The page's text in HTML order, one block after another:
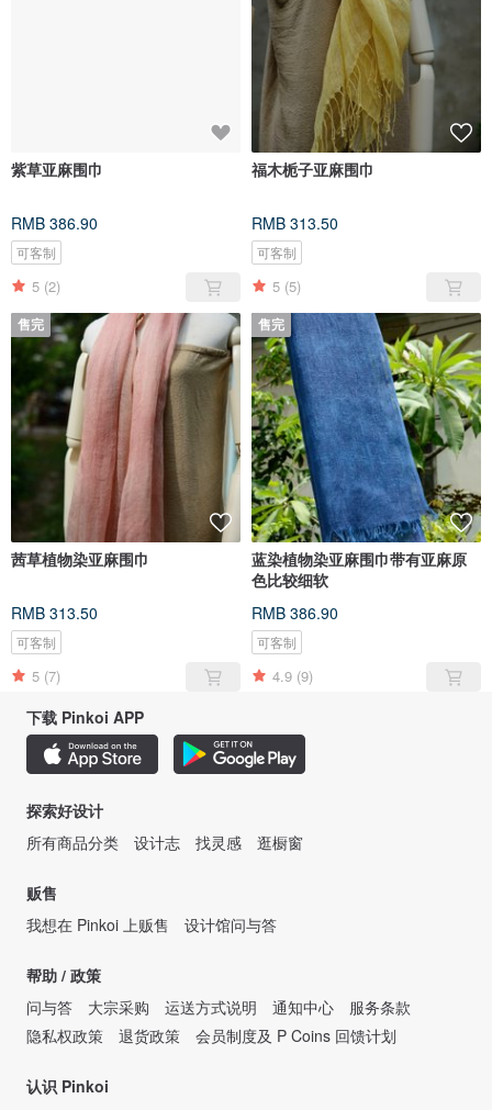
紫草亚麻围巾
RMB 386.90
可客制
5 (2)
福木栀子亚麻围巾
RMB 313.50
可客制
5 (5)
售完
茜草植物染亚麻围巾
RMB 313.50
可客制
5 (7)
售完
蓝染植物染亚麻围巾带有亚麻原
色比较细软
RMB 386.90
可客制
4.9 (9)
下载 Pinkoi APP
探索好设计
所有商品分类
设计志 找灵感 逛橱窗
贩售
我想在 Pinkoi 上贩售
设计馆问与答
帮助 / 政策
问与答
大宗采购 运送方式说明 通知中心
服务条款
隐私权政策
退货政策 会员制度及 P Coins 回馈计划
认识 Pinkoi